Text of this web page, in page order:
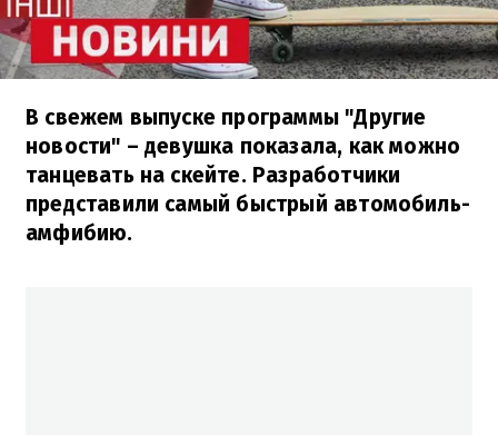
В свежем выпуске программы "Другие
новости" – девушка показала, как можно
танцевать на скейте. Разработчики
представили самый быстрый автомобиль-
амфибию.